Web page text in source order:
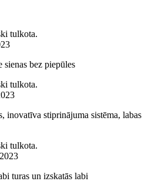
tulkota.
sienas bez piepūles
tulkota.
inovatīva stiprinājuma sistēma, labas
tulkota.
turas un izskatās labi